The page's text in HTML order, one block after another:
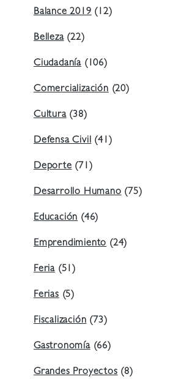
Balance 2019 (12)
Belleza(22)
Ciudadanía (106)
Comercialización (20)
Cultura(38)
Defensa Civil (41)
Deporte (71)
Desarrollo Humano (75)
Educación (46)
Emprendimiento (24)
Feria (51)
Ferias (5)
Fiscalización (73)
Gastronomía(66)
Grandes Proyectos (8)